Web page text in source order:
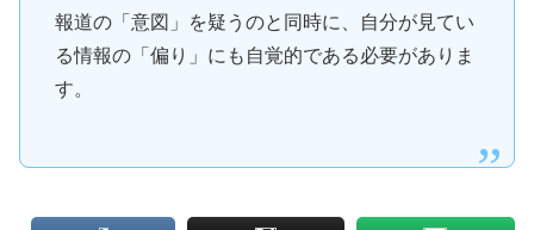
報道の「意図」を疑うのと同時に、自分が見てい
る情報の「偏り」にも自覚的である必要がありま
す。